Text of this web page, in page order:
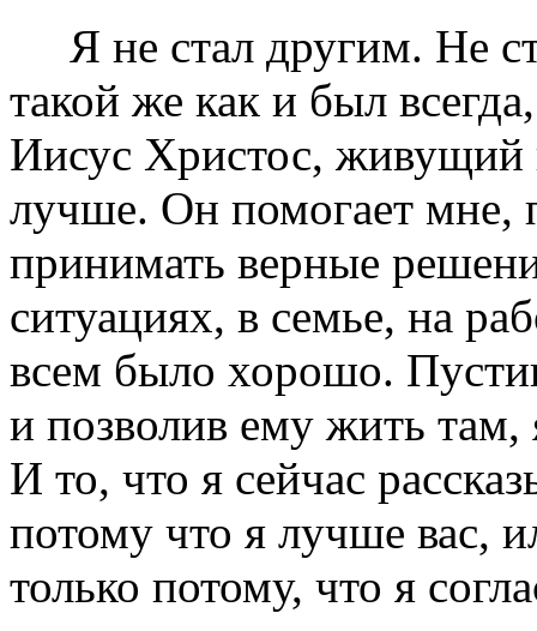
Я не стал другим. Не
такой же как и был
Иисус Христос, живущий
лучше. Он помогает мне,
принимать верные
ситуациях, в семье, на
всем было хорошо.
и позволив ему жить
И то, что я сейчас
потому что я лучше вас,
только потому, что я